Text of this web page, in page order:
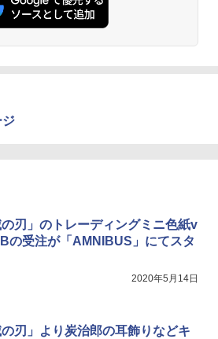
の刃」のトレーディングミニ色紙v
の受注が「AMNIBUS」にてスタ
2020年5月14日
の刃」より炭治郎の耳飾りなどキ